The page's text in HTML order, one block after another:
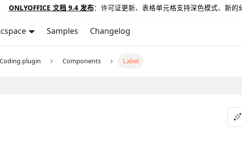
ONLYOFFICE 文档 9.4 发布：许可证更新、表格单元格支持深色模式、新的
Samples Changelog
Coding plugin Components Label